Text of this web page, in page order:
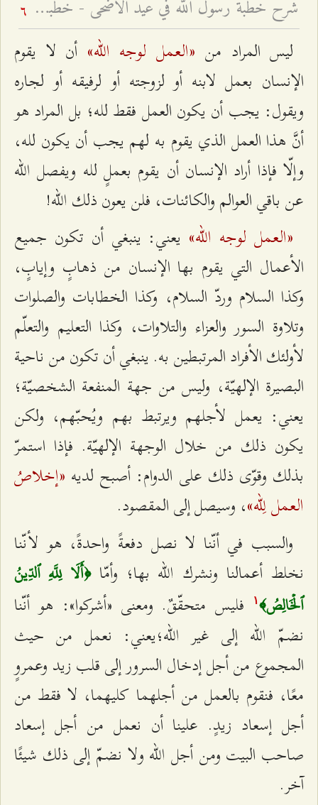
شرح خطبة رسول الله في عيد الأضحى - خطبة عيد الأضحى السعيد 6
ليس المراد من «العمل لوجه الله» أن لا يقوم
الإنسان بعمل لابنه أو لزوجته أو لرفيقه أو لجاره
ويقول: يجب أن يكون العمل فقط لله؛ بل المراد هو
أنَّ هذا العمل الذي يقوم به لهم يجب أن يكون لله،
وإلّا فإذا أراد الإنسان أن يقوم بعملٍ لله ويفصل الله
عن باقي العوالم والكائنات، فلن يعون ذلك الله!
«العمل لوجه الله» يعني: ينبغي أن تكون جميع
الأعمال التي يقوم بها الإنسان من ذهابٍ وإيابٍ،
وكذا السلام وردّ السلام، وكذا الخطابات والصلوات
وتلاوة السور والعزاء والتلاوات، وكذا التعليم والتعلّم
لأولئك الأفراد المرتبطين به. ينبغي أن تكون من ناحية
البصيرة الإلهيّة، وليس من جهة المنفعة الشخصيّة؛
يعني: يعمل لأجلهم ويرتبط بهم ويُحبّهم، ولكن
يكون ذلك من خلال الوجهة الإلهيّة. فإذا استمرّ
بذلك وقوّى ذلك على الدوام: أصبح لديه «إخلاصُ
العمل لِلّه»، وسيصل إلى المقصود.
والسبب في أنّنا لا نصل دفعةً واحدةً، هو لأنّنا
نخلط أعمالنا ونشرك الله بها؛ وأمّا﴿أَلَا لِلَّهِ ٱلدِّينُ
ٱلۡخَالِصُ﴾۱
فليس متحقّقٌ. ومعنى «أشرکوا»: هو أنّنا
نضمّ الله إلى غير الله؛يعني: نعمل من حيث
المجموع من أجل إدخال السرور إلى قلب زيد وعمروٍ
معًا، فنقوم بالعمل من أجلهما كليهما، لا فقط من
أجل إسعاد زيدٍ. علينا أن نعمل من أجل إسعاد
صاحب البيت ومن أجل الله ولا نضمّ إلى ذلك شيئًا
آخر.